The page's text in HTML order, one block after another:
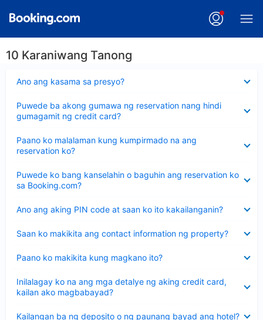
10 Karaniwang Tanong
Ano ang kasama sa presyo?
ang
Puwede ba akong gumawa ng reservation nang hindi
gumagamit ng credit card?
ang
sagot
Paano ko malalaman kung kumpirmado na ang
reservation ko?
ang
sagot
Puwede ko bang kanselahin o baguhin ang reservation ko
sa Booking.com?
ang
sagot
Ano ang aking PIN code at saan ko ito kakailanganin?
ang
Saan ko makikita ang contact information ng property?
ang
Paano ko makikita kung magkano ito?
ang
Inilalagay ko na ang mga detalye ng aking credit card,
kailan ako magbabayad?
ang
sagot
Kailangan ba ng deposito o ng paunang bayad ang hotel?